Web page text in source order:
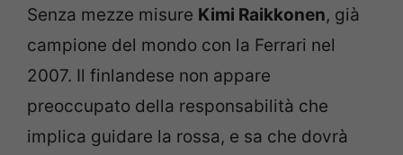
Senza mezze misure Kimi Raikkonen, già
campione del mondo con la Ferrari nel
2007. Il finlandese non appare
preoccupato della responsabilità che
implica guidare la rossa, e sa che dovrà